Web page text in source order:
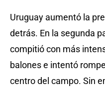
Uruguay aumentó la
detrás. En la segunda
compitió con más
balones e intentó
centro del campo. Sin